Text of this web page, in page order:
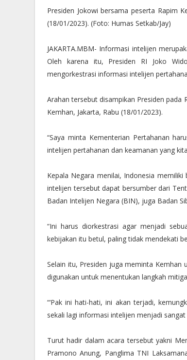
Presiden Jokowi bersama peserta Rapim
(18/01/2023). (Foto: Humas Setkab/Jay)
JAKARTA.MBM- Informasi intelijen
Oleh karena itu, Presiden RI Joko
mengorkestrasi informasi intelijen
Arahan tersebut disampikan Presiden pada
Kemhan, Jakarta, Rabu (18/01/2023).
“Saya minta Kementerian Pertahanan
intelijen pertahanan dan keamanan yang
Kepala Negara menilai, Indonesia
intelijen tersebut dapat bersumber dari
Badan Intelijen Negara (BIN), juga Badan
“Ini harus diorkestrasi agar menjadi
kebijakan itu betul, paling tidak mendekati
Selain itu, Presiden juga meminta
digunakan untuk menentukan langkah
“‘Pak ini hati-hati, ini akan terjadi,
sekali lagi informasi intelijen menjadi sangat
Turut hadir dalam acara tersebut yakni
Pramono Anung, Panglima TNI